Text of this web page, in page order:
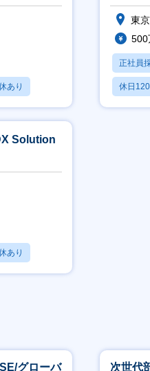
業
あり
東
500
正社員
休日
賞与あ
Solution
あり
グローバ 次世代